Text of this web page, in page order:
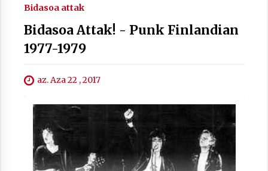
Arrosaren laburpen bideoa Hamaika
2021/06/30
Bidasoa attak
Bidasoa Attak! - Punk Finlandian
1977-1979
az. Aza 22 , 2017